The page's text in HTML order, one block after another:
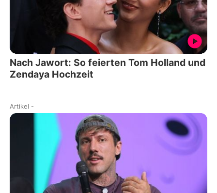
Nach Jawort: So feierten Tom Holland und
Zendaya Hochzeit
Artikel -